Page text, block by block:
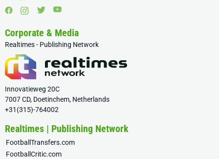
Corporate & Media
Realtimes - Publishing Network
Innovatieweg 20C
7007 CD, Doetinchem, Netherlands
+31(315)-764002
Realtimes | Publishing Network
FootballTransfers.com
FootballCritic.com